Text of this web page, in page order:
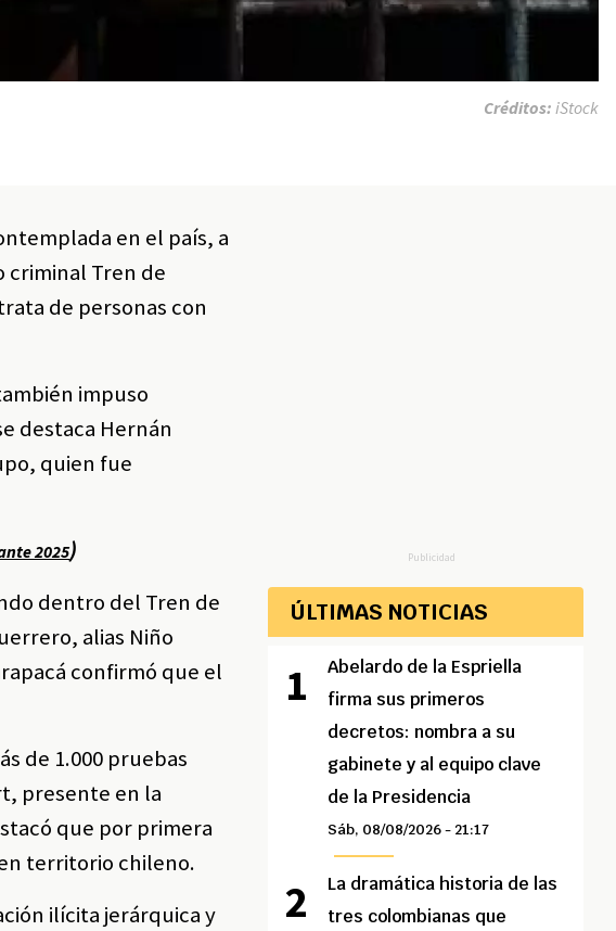
Créditos: iStock
en el país, a
criminal Tren de
de personas con
impuso
destaca Hernán
quien fue
2025)
dentro del Tren de
alias Niño
confirmó que el
de 1.000 pruebas
presente en la
que por primera
territorio chileno.
ilícita jerárquica y
Publicidad
ÚLTIMAS NOTICIAS
Abelardo de la Espriella
firma sus primeros
decretos: nombra a su
gabinete y al equipo clave
de la Presidencia
Sáb, 08/08/2026 - 21:17
La dramática historia de las
tres colombianas que